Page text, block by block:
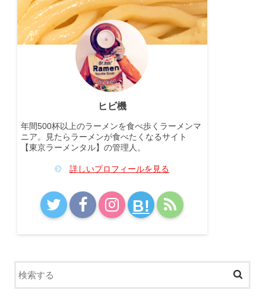
ヒビ機
年間500杯以上のラーメンを食べ歩くラーメンマ
ニア。見たらラーメンが食べたくなるサイト
【東京ラーメンタル】の管理人。
詳しいプロフィールを見る
B!